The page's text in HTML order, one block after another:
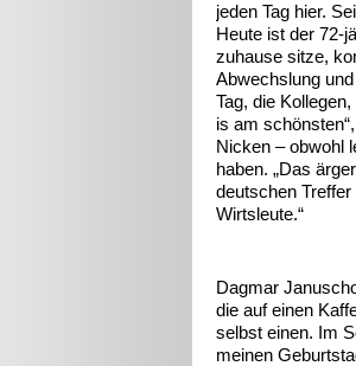
jeden Tag hier.
Heute ist der 72-
zuhause sitze,
Abwechslung
Tag, die
is am
Nicken – obwohl
haben. „Das
deutschen
Wirtsleute.“
Dagmar
die auf einen
selbst einen. Im
meinen